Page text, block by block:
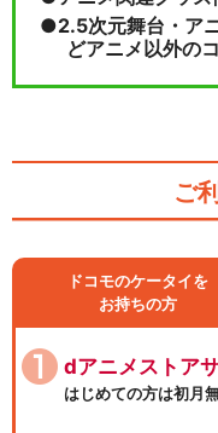
2.5次元舞台・ア
どアニメ以外の
ご
ドコモのケータイを
お持ちの方
dアニメストア
はじめての方は初月